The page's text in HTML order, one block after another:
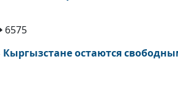
6575
Кыргызстане остаются